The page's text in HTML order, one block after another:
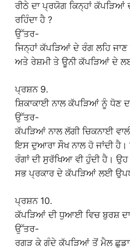
ਰੀਠੇ ਦਾ ਪ੍ਰਯੋਗ ਕਿਨ੍ਹਾਂ
ਰਹਿੰਦਾ ਹੈ ?
ਉੱਤਰ-
ਜਿਨ੍ਹਾਂ ਕੱਪੜਿਆਂ ਦੇ ਰੰਗ ਲਹਿ ਜਾਣ
ਅਤੇ ਰੇਸ਼ਮੀ ਤੇ ਊਨੀ ਕੱਪੜਿਆਂ ਦੇ
ਪ੍ਰਸ਼ਨ 9.
ਸ਼ਿਕਾਕਾਈ ਨਾਲ ਕੱਪੜਿਆਂ ਨੂੰ ਧੋਣ
ਉੱਤਰ-
ਕੱਪੜਿਆਂ ਨਾਲ ਲੱਗੀ ਚਿਕਨਾਈ
ਇਸ ਦੁਆਰਾ ਸੌਖ ਨਾਲ ਹੋ ਜਾਂਦੀ
ਰੰਗਾਂ ਦੀ ਸੁਰੱਖਿਆ ਵੀ ਹੁੰਦੀ ਹੈ।
ਸਭ ਪ੍ਰਕਾਰ ਦੇ ਕੱਪੜਿਆਂ ਲਈ
ਪ੍ਰਸ਼ਨ 10.
ਕੱਪੜਿਆਂ ਦੀ ਧੁਆਈ ਵਿਚ ਬੁਰਸ਼
ਉੱਤਰ-
ਰਗੜ ਕੇ ਗੰਦੇ ਕੱਪੜਿਆਂ ਤੋਂ ਮੈਲ